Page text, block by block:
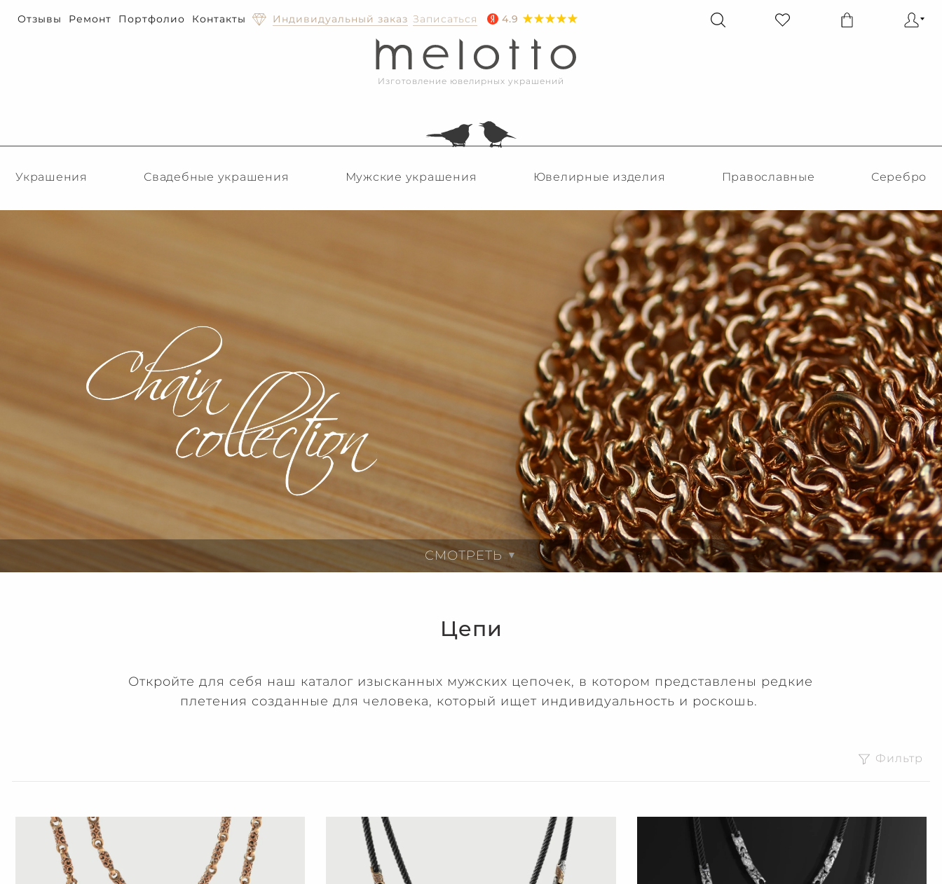
Отзывы Ремонт Портфолио Контакты Индивидуальный заказ Записаться 4.9
Изготовление ювелирных украшений
Украшения Свадебные украшения Мужские украшения Ювелирные изделия Православные Серебро
СМОТРЕТЬ ▼
Цепи
Откройте для себя наш каталог изысканных мужских цепочек, в котором представлены редкие
плетения созданные для человека, который ищет индивидуальность и роскошь.
Фильтр